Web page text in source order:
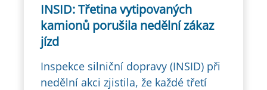
INSID: Třetina vytipovaných
kamionů porušila nedělní zákaz
jízd
Inspekce silniční dopravy (INSID) při
nedělní akci zjistila, že každé třetí